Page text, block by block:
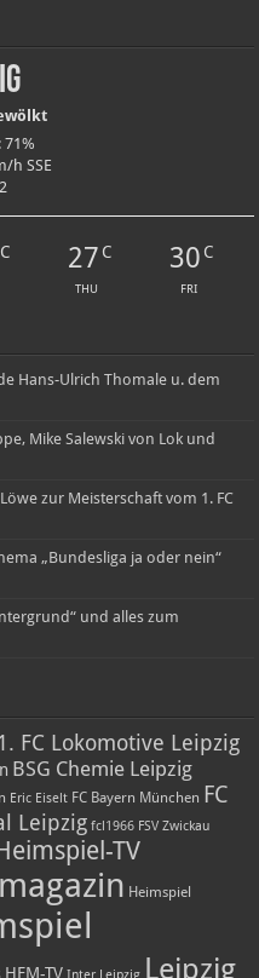
h SSE
C 27 C
THU
30 C
FRI
Hans-Ulrich Thomale u. dem
Mike Salewski von Lok und
zur Meisterschaft vom 1. FC
„Bundesliga ja oder nein“
und alles zum
1. FC Lokomotive Leipzig
BSG Chemie Leipzig
Eric Eiselt FC Bayern München FC
Leipzig fcl1966 FSV Zwickau
Heimspiel-TV
Heimspiel
HFM-TV Leipzig